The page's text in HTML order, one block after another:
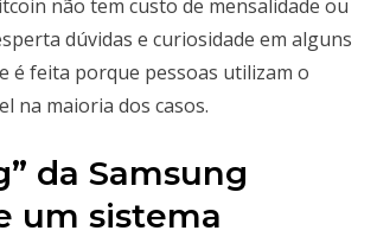
não tem custo de mensalidade ou
dúvidas e curiosidade em alguns
é feita porque pessoas utilizam o
na maioria dos casos.
da Samsung
um sistema